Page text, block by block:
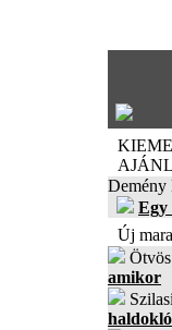
Demény
Egy
Új
amikor
haldokló